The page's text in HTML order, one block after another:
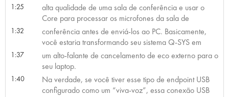
1:25
alta qualidade de uma sala de conferência e usar o
Core para processar os microfones da sala de
1:32
conferência antes de enviá-los ao PC. Basicamente,
você estaria transformando seu sistema Q-SYS em
1:37
um alto-falante de cancelamento de eco externo para o
seu laptop.
1:40
Na verdade, se você tiver esse tipo de endpoint USB
configurado como um “viva-voz”, essa conexão USB